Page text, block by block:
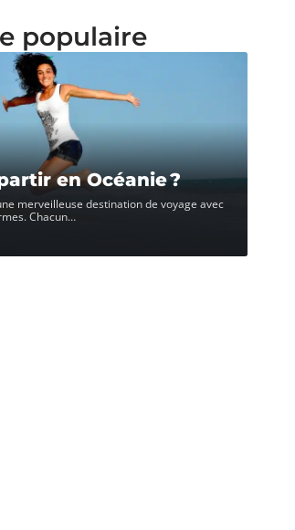
populaire
en Océanie ?
merveilleuse destination de voyage avec
Chacun…